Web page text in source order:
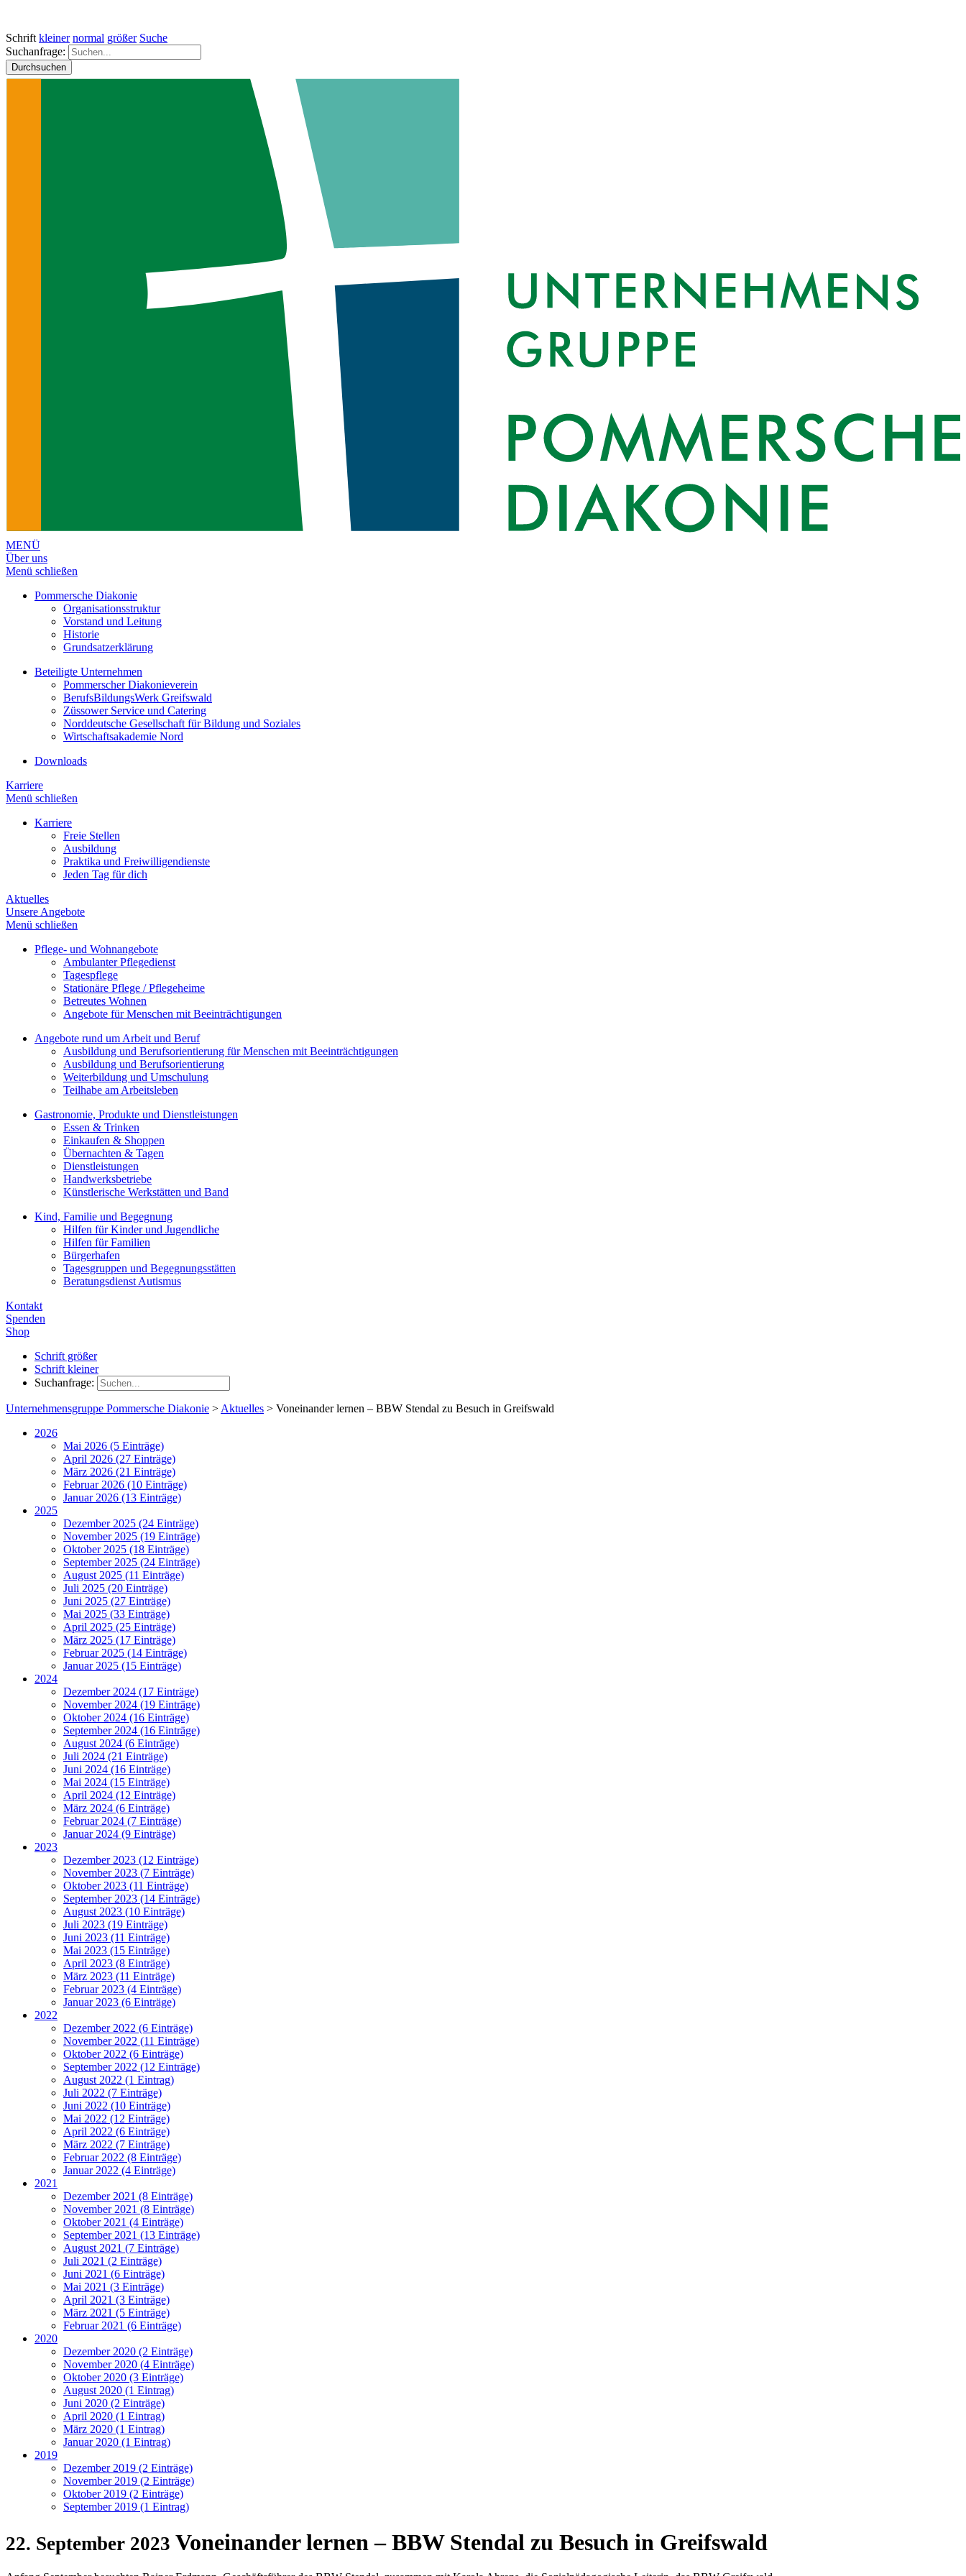
Schrift kleiner normal größer Suche
Suchanfrage:
Durchsuchen
MENÜ
Über uns
Menü schließen
Pommersche Diakonie
Organisationsstruktur
Vorstand und Leitung
Historie
Grundsatzerklärung
Beteiligte Unternehmen
Pommerscher Diakonieverein
BerufsBildungsWerk Greifswald
Züssower Service und Catering
Norddeutsche Gesellschaft für Bildung und Soziales
Wirtschaftsakademie Nord
Downloads
Karriere
Menü schließen
Karriere
Freie Stellen
Ausbildung
Praktika und Freiwilligendienste
Jeden Tag für dich
Aktuelles
Unsere Angebote
Menü schließen
Pflege- und Wohnangebote
Ambulanter Pflegedienst
Tagespflege
Stationäre Pflege / Pflegeheime
Betreutes Wohnen
Angebote für Menschen mit Beeinträchtigungen
Angebote rund um Arbeit und Beruf
Ausbildung und Berufsorientierung für Menschen mit Beeinträchtigungen
Ausbildung und Berufsorientierung
Weiterbildung und Umschulung
Teilhabe am Arbeitsleben
Gastronomie, Produkte und Dienstleistungen
Essen & Trinken
Einkaufen & Shoppen
Übernachten & Tagen
Dienstleistungen
Handwerksbetriebe
Künstlerische Werkstätten und Band
Kind, Familie und Begegnung
Hilfen für Kinder und Jugendliche
Hilfen für Familien
Bürgerhafen
Tagesgruppen und Begegnungsstätten
Beratungsdienst Autismus
Kontakt
Spenden
Shop
Schrift größer
Schrift kleiner
Suchanfrage:
Unternehmensgruppe Pommersche Diakonie > Aktuelles > Voneinander lernen – BBW Stendal zu Besuch in Greifswald
2026
Mai 2026 (5 Einträge)
April 2026 (27 Einträge)
März 2026 (21 Einträge)
Februar 2026 (10 Einträge)
Januar 2026 (13 Einträge)
2025
Dezember 2025 (24 Einträge)
November 2025 (19 Einträge)
Oktober 2025 (18 Einträge)
September 2025 (24 Einträge)
August 2025 (11 Einträge)
Juli 2025 (20 Einträge)
Juni 2025 (27 Einträge)
Mai 2025 (33 Einträge)
April 2025 (25 Einträge)
März 2025 (17 Einträge)
Februar 2025 (14 Einträge)
Januar 2025 (15 Einträge)
2024
Dezember 2024 (17 Einträge)
November 2024 (19 Einträge)
Oktober 2024 (16 Einträge)
September 2024 (16 Einträge)
August 2024 (6 Einträge)
Juli 2024 (21 Einträge)
Juni 2024 (16 Einträge)
Mai 2024 (15 Einträge)
April 2024 (12 Einträge)
März 2024 (6 Einträge)
Februar 2024 (7 Einträge)
Januar 2024 (9 Einträge)
2023
Dezember 2023 (12 Einträge)
November 2023 (7 Einträge)
Oktober 2023 (11 Einträge)
September 2023 (14 Einträge)
August 2023 (10 Einträge)
Juli 2023 (19 Einträge)
Juni 2023 (11 Einträge)
Mai 2023 (15 Einträge)
April 2023 (8 Einträge)
März 2023 (11 Einträge)
Februar 2023 (4 Einträge)
Januar 2023 (6 Einträge)
2022
Dezember 2022 (6 Einträge)
November 2022 (11 Einträge)
Oktober 2022 (6 Einträge)
September 2022 (12 Einträge)
August 2022 (1 Eintrag)
Juli 2022 (7 Einträge)
Juni 2022 (10 Einträge)
Mai 2022 (12 Einträge)
April 2022 (6 Einträge)
März 2022 (7 Einträge)
Februar 2022 (8 Einträge)
Januar 2022 (4 Einträge)
2021
Dezember 2021 (8 Einträge)
November 2021 (8 Einträge)
Oktober 2021 (4 Einträge)
September 2021 (13 Einträge)
August 2021 (7 Einträge)
Juli 2021 (2 Einträge)
Juni 2021 (6 Einträge)
Mai 2021 (3 Einträge)
April 2021 (3 Einträge)
März 2021 (5 Einträge)
Februar 2021 (6 Einträge)
2020
Dezember 2020 (2 Einträge)
November 2020 (4 Einträge)
Oktober 2020 (3 Einträge)
August 2020 (1 Eintrag)
Juni 2020 (2 Einträge)
April 2020 (1 Eintrag)
März 2020 (1 Eintrag)
Januar 2020 (1 Eintrag)
2019
Dezember 2019 (2 Einträge)
November 2019 (2 Einträge)
Oktober 2019 (2 Einträge)
September 2019 (1 Eintrag)
22. September 2023 Voneinander lernen – BBW Stendal zu Besuch in Greifswald